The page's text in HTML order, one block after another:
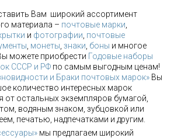
Вам широкий ассортимент
материала – почтовые марки
и фотографии почтовые
монеты знаки боны и многое
можете приобрести Годовые наборы
СССР и РФ по самым выгодным ценам!
и Браки почтовых марок» Вы
количество интересных марок
от остальных экземпляров бумагой,
водяным знаком, зубцовкой или
печатью, надпечатками и другим.
мы предлагаем широкий